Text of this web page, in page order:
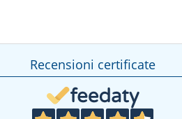
Recensioni certificate